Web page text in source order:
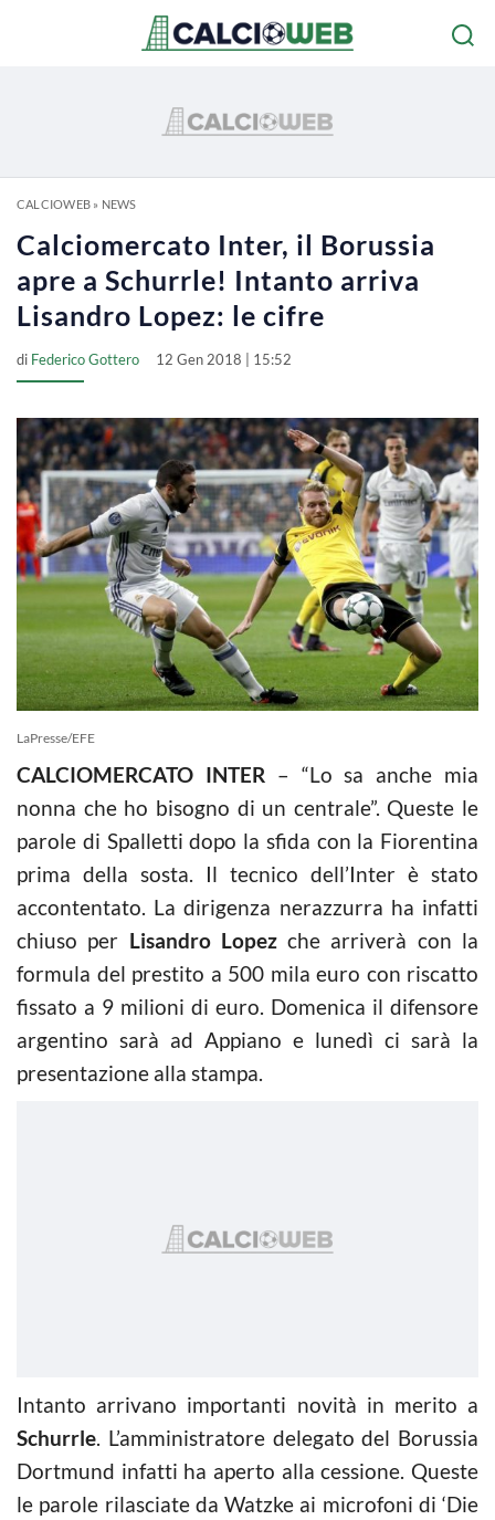
CALCIOWEB» NEWS
Calciomercato Inter, il Borussia
apre a Schurrle! Intanto arriva
Lisandro Lopez: le cifre
di Federico Gottero 12 Gen 2018 | 15:52
LaPresse/EFE
CALCIOMERCATO INTER– “Lo sa anche mia
nonna che ho bisogno di un centrale”. Queste le
parole di Spalletti dopo la sfida con la Fiorentina
prima della sosta. Il tecnico dell’Inter è stato
accontentato. La dirigenza nerazzurra ha infatti
chiuso per Lisandro Lopezche arriverà con la
formula del prestito a 500 mila euro con riscatto
fissato a 9 milioni di euro. Domenica il difensore
argentino sarà ad Appiano e lunedì ci sarà la
presentazione alla stampa.
Intanto arrivano importanti novità in merito a
Schurrle. L’amministratore delegato del Borussia
Dortmund infatti ha aperto alla cessione. Queste
le parole rilasciate da Watzke ai microfoni di ‘Die